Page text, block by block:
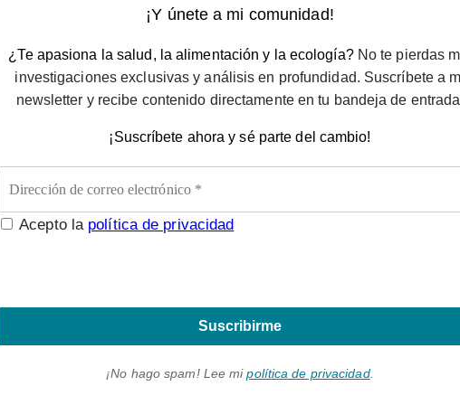
¡Y únete a mi comunidad!
¿Te apasiona la salud, la alimentación y la ecología?No te pierdas
investigaciones exclusivas y análisis en profundidad. Suscríbete a
newsletter y recibe contenido directamente en tu bandeja de
¡Suscríbete ahora y sé parte del cambio!
Acepto la política de privacidad
Suscribirme
¡No hago spam! Lee mipolítica de privacidad.